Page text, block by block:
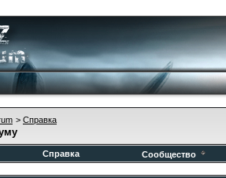
> Справка
Справка Сообщество